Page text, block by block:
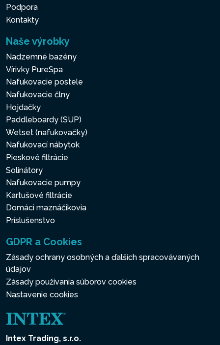
Podpora
Kontakty
Naše výrobky
Nadzemné bazény
Vírivky PureSpa
Nafukovacie postele
Nafukovacie člny
Hojdačky
Paddleboardy (SUP)
Wetset (nafukovačky)
Nafukovací nábytok
Pieskové filtrácie
Solinátory
Nafukovacie pumpy
Kartušové filtrácie
Domáci maznáčikovia
Príslušenstvo
GDPR a Cookies
Zásady ochrany osobných a ďalších spracovávaných
údajov
Zásady používania súborov cookies
Nastavenie cookies
Intex Trading, s.r.o.